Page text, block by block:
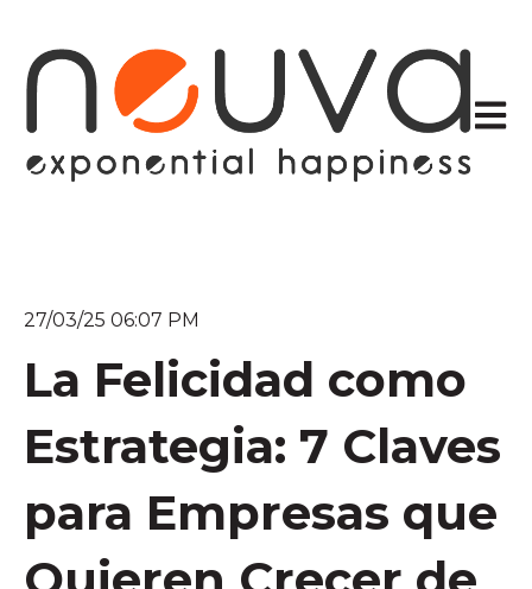
Abrir
27/03/25 06:07 PM
La Felicidad como
Estrategia: 7 Claves
para Empresas que